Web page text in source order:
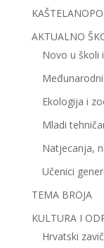
AKTUALNO
Novo u školi
Ekologija i
Mladi
Natjecanja,
Učenici
TEMA BROJA
KULTURA I
Hrvatski